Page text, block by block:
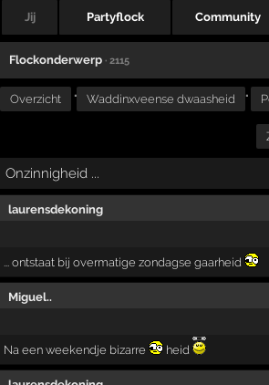
Jij Partyflock Community
Flockonderwerp · 2115
Overzicht " Waddinxveense dwaasheid "
Onzinnigheid ...
laurensdekoning
... ontstaat bij overmatige zondagse gaarheid
Miguel..
Na een weekendje bizarre heid